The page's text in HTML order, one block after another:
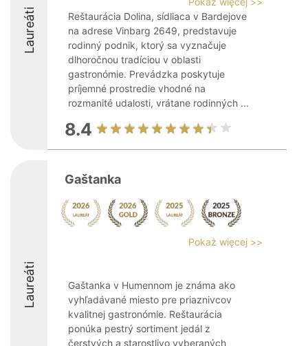
Laureáti
Reštaurácia Dolina, sídliaca v Bardejove
na adrese Vinbarg 2649, predstavuje
rodinný podnik, ktorý sa vyznačuje
dlhoročnou tradíciou v oblasti
gastronómie. Prevádzka poskytuje
príjemné prostredie vhodné na
rozmanité udalosti, vrátane rodinných ...
8.4
Laureáti
Gaštanka
Pokaż więcej >>
Gaštanka v Humennom je známa ako
vyhľadávané miesto pre priaznivcov
kvalitnej gastronómie. Reštaurácia
ponúka pestrý sortiment jedál z
čerstvých a starostlivo vyberaných